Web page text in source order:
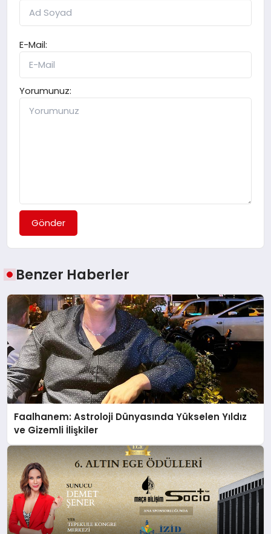
E-Mail:
Yorumunuz:
Gönder
Benzer Haberler
Faalhanem: Astroloji Dünyasında Yükselen Yıldız
ve Gizemli İlişkiler